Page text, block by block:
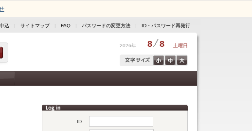
込 | サイトマップ| FAQ | パスワードの変更方法 | ID・パスワード再発行
2026年 8 8 土曜日
ID